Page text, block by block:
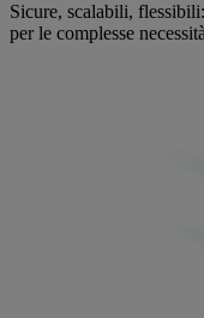
Sicure, scalabili,
per le complesse